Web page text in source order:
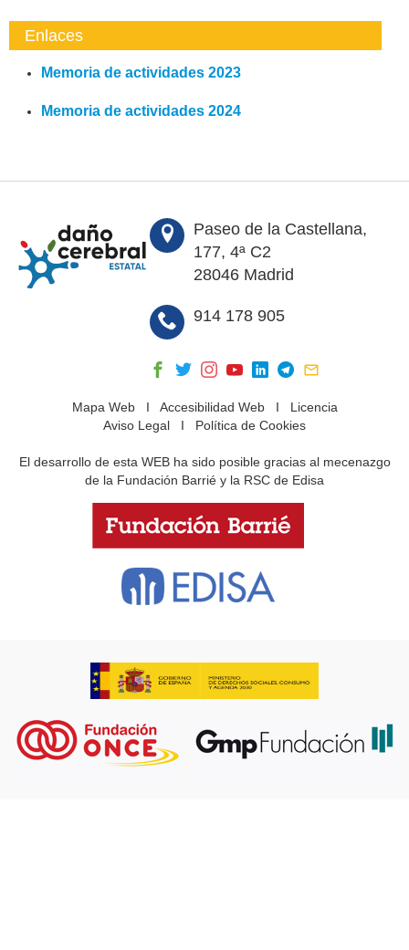
Enlaces
Memoria de actividades 2023
Memoria de actividades 2024
Paseo de la Castellana,
177, 4ª C2
28046 Madrid
914 178 905
Mapa WebI Accesibilidad WebI Licencia
Aviso Legal I Política de Cookies
El desarrollo de esta WEB ha sido posible gracias al mecenazgo
de la Fundación Barrié y la RSC de Edisa